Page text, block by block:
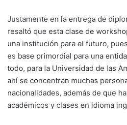
Justamente en la entrega de
resaltó que esta clase de
una institución para el futuro,
es base primordial para una
todo, para la Universidad de las
ahí se concentran muchas
nacionalidades, además de que
académicos y clases en idioma